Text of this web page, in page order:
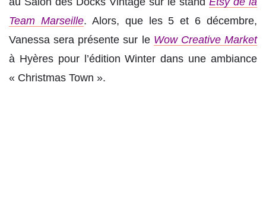
Team Marseille. Alors, que les 5 et 6 décembre,
Vanessa sera présente sur le Wow Creative Market
à Hyères pour l’édition Winter dans une ambiance
« Christmas Town ».